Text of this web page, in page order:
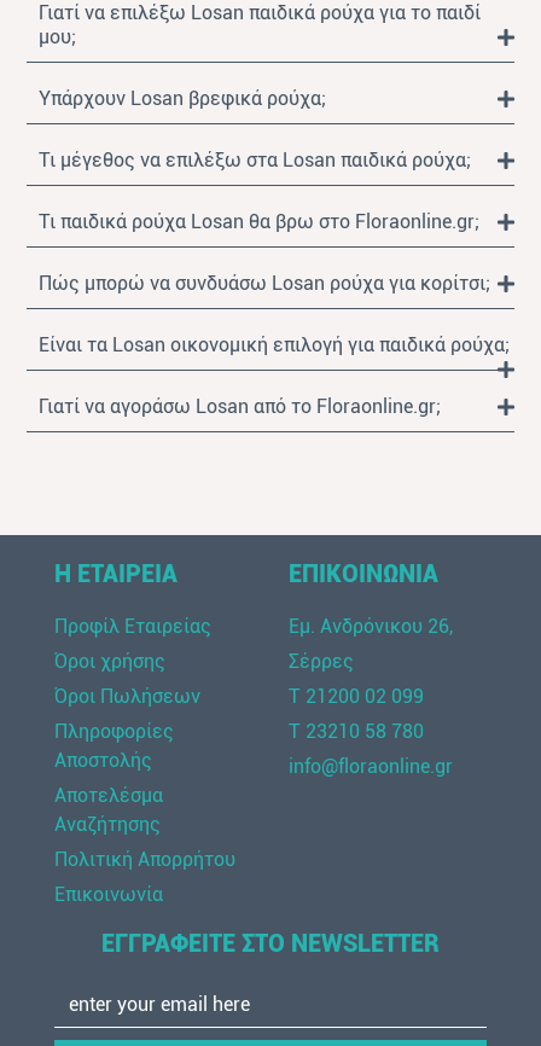
Γιατί να επιλέξω Losan παιδικά ρούχα για το παιδί
μου;
Υπάρχουν Losan βρεφικά ρούχα;
Τι μέγεθος να επιλέξω στα Losan παιδικά ρούχα;
Τι παιδικά ρούχα Losan θα βρω στο Floraonline.gr;
Πώς μπορώ να συνδυάσω Losan ρούχα για κορίτσι;
Είναι τα Losan οικονομική επιλογή για παιδικά ρούχα;
Γιατί να αγοράσω Losan από το Floraonline.gr;
Η ΕΤΑΙΡΕΙΑ
Προφίλ Εταιρείας
Όροι χρήσης
Όροι Πωλήσεων
Πληροφορίες
Αποστολής
Αποτελέσμα
Αναζήτησης
Πολιτική Απορρήτου
Επικοινωνία
ΕΠΙΚΟΙΝΩΝΙΑ
Εμ. Ανδρόνικου 26,
Σέρρες
Τ 21200 02 099
Τ 23210 58 780
info@floraonline.gr
ΕΓΓΡΑΦΕΙΤΕ ΣΤΟ NEWSLETTER